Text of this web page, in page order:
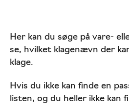
Gå
til
indhold
Vare- og
Her kan du søge på vare-
se, hvilket klagenævn der
klage.
Hvis du ikke kan finde en
listen, og du heller ikke kan